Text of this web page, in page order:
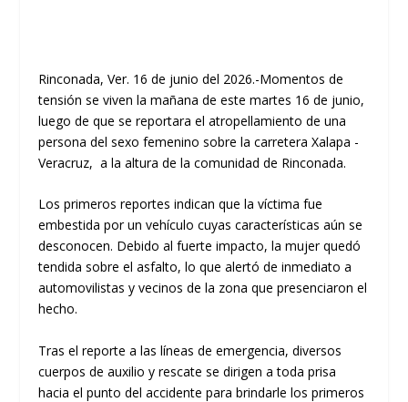
Rinconada, Ver. 16 de junio del 2026.-Momentos de
tensión se viven la mañana de este martes 16 de junio,
luego de que se reportara el atropellamiento de una
persona del sexo femenino sobre la carretera Xalapa -
Veracruz, a la altura de la comunidad de Rinconada.
​Los primeros reportes indican que la víctima fue
embestida por un vehículo cuyas características aún se
desconocen. Debido al fuerte impacto, la mujer quedó
tendida sobre el asfalto, lo que alertó de inmediato a
automovilistas y vecinos de la zona que presenciaron el
hecho.
​Tras el reporte a las líneas de emergencia, diversos
cuerpos de auxilio y rescate se dirigen a toda prisa
hacia el punto del accidente para brindarle los primeros